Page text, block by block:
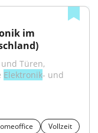
im
Türen,
Elektronik- und
Vollzeit